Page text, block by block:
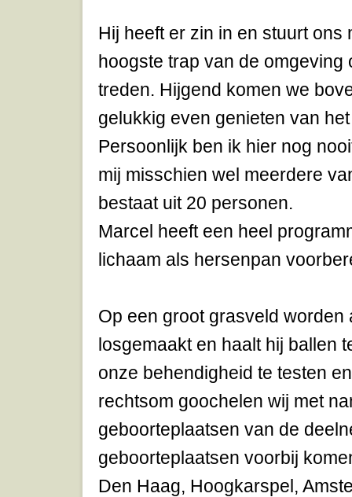
Hij heeft er zin in en stuurt ons
hoogste trap van de omgeving
treden. Hijgend komen we
gelukkig even genieten van
Persoonlijk ben ik hier nog
mij misschien wel meerdere
bestaat uit 20 personen.
Marcel heeft een heel
lichaam als hersenpan
Op een groot grasveld worden
losgemaakt en haalt hij ballen
onze behendigheid te testen
rechtsom goochelen wij met
geboorteplaatsen van de
geboorteplaatsen voorbij
Den Haag, Hoogkarspel,